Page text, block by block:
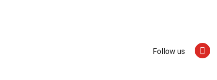
Follow us